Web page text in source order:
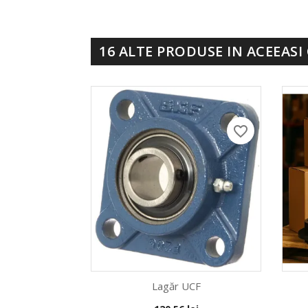
16 ALTE PRODUSE IN ACEEASI
Lagăr UCF
favorite_border